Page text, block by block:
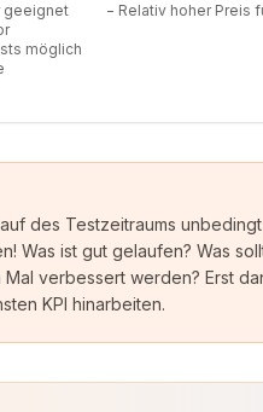
geeignet
möglich
− Relativ hoher Preis
des Testzeitraums unbedingt
Was ist gut gelaufen? Was
Mal verbessert werden? Erst
KPI hinarbeiten.